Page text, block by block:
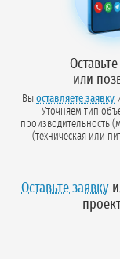
или
Вы оставляете заявку
Уточняем тип
производительность (м³/час),
(техническая или
Оставьте заявку